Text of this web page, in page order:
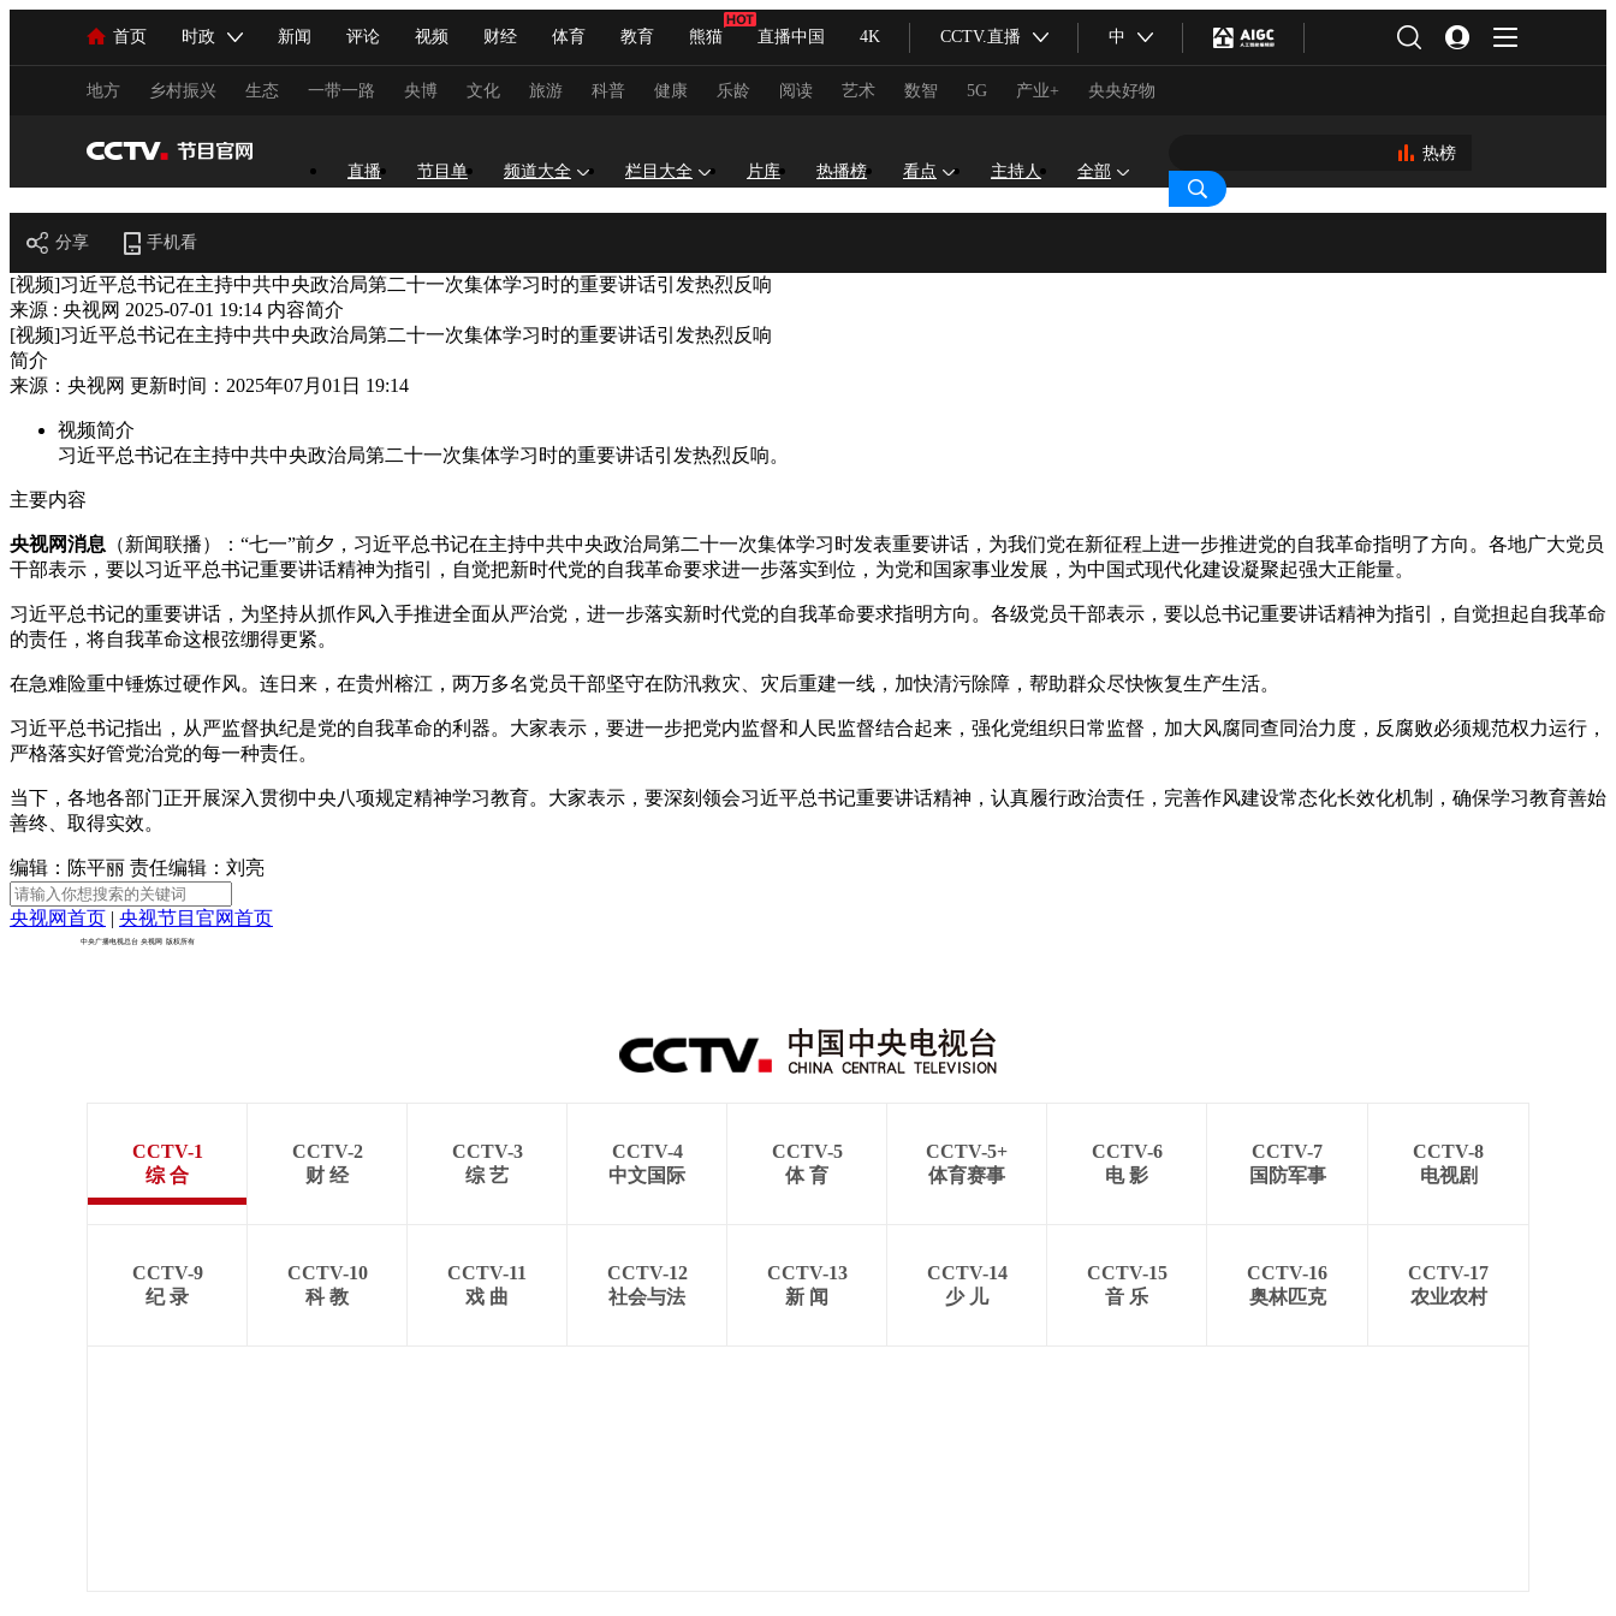
首页 时政 新闻 评论 视频 财经 体育 教育 熊猫 直播中国 4K CCTV.直播 中
人民领袖习近平 联播+ 中国领导人 央视快评 习式妙语 热解读 天天学习
直播 栏目大全 节目单 听音 微视频 主持人 下载央视影音
海外频道 iPanda English Монгол
地方 乡村振兴 生态 一带一路 央博 文化 旅游 科普 健康 乐龄 阅读 艺术 数智 5G 产业+ 央央好物
共产党员网 秧纪录 纪录片网 国家大剧院 大型活动
新闻 国内 国际 评论 经济 军事 科技 法治 文娱 人物 公益 图片
人民领袖习近平 联播+
视频 小央视频 小央直播
财经 教育 乡村振兴 生态环境 一带一路 央博 非遗 文化 旅游 科普 健康 乐龄 阅读 艺术 汽车 数智 5G 产业+
大国智造 大国展会 大国保险 云顶对话 云起 超级工厂 智敬中国 全民健康 颜选攻略 海洋 时尚 天气 才艺 网展 央央好物
CCTV.节目官网 直播 节目单 栏目 片库 热播榜 总台企业白名单
直播 节目单 频道大全 栏目大全 片库 热播榜 看点 主持人 全部
热榜
分享 手机看
[视频]习近平总书记在主持中共中央政治局第二十一次集体学习时的重要讲话引发热烈反响
来源 : 央视网 2025-07-01 19:14 内容简介
[视频]习近平总书记在主持中共中央政治局第二十一次集体学习时的重要讲话引发热烈反响
简介
来源：央视网 更新时间：2025年07月01日 19:14
视频简介
习近平总书记在主持中共中央政治局第二十一次集体学习时的重要讲话引发热烈反响。
主要内容
央视网消息 （新闻联播）：“七一”前夕，习近平总书记在主持中共中央政治局第二十一次集体学习时发表重要讲话，为我们党在新征程上进一步推进党的自我革命指明了方向。各地广大党员
干部表示，要以习近平总书记重要讲话精神为指引，自觉把新时代党的自我革命要求进一步落实到位，为党和国家事业发展，为中国式现代化建设凝聚起强大正能量。
习近平总书记的重要讲话，为坚持从抓作风入手推进全面从严治党，进一步落实新时代党的自我革命要求指明方向。各级党员干部表示，要以总书记重要讲话精神为指引，自觉担起自我革命
的责任，将自我革命这根弦绷得更紧。
在急难险重中锤炼过硬作风。连日来，在贵州榕江，两万多名党员干部坚守在防汛救灾、灾后重建一线，加快清污除障，帮助群众尽快恢复生产生活。
习近平总书记指出，从严监督执纪是党的自我革命的利器。大家表示，要进一步把党内监督和人民监督结合起来，强化党组织日常监督，加大风腐同查同治力度，反腐败必须规范权力运行，
严格落实好管党治党的每一种责任。
当下，各地各部门正开展深入贯彻中央八项规定精神学习教育。大家表示，要深刻领会习近平总书记重要讲话精神，认真履行政治责任，完善作风建设常态化长效化机制，确保学习教育善始
善终、取得实效。
编辑：陈平丽 责任编辑：刘亮
央视网首页 | 央视节目官网首页
中央广播电视总台 央视网 版权所有
CCTV-1
综 合
CCTV-2
财 经
CCTV-3
综 艺
CCTV-4
中文国际
CCTV-5
体 育
CCTV-5+
体育赛事
CCTV-6
电 影
CCTV-7
国防军事
CCTV-8
电视剧
CCTV-9
纪 录
CCTV-10
科 教
CCTV-11
戏 曲
CCTV-12
社会与法
CCTV-13
新 闻
CCTV-14
少 儿
CCTV-15
音 乐
CCTV-16
奥林匹克
CCTV-17
农业农村